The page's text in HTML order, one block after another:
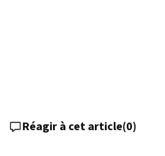
Réagir à cet article(0)